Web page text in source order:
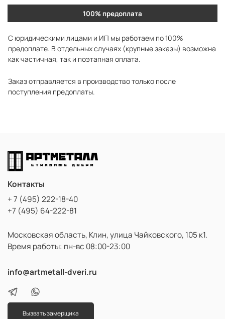
100% предоплата
С юридическими лицами и ИП мы работаем по 100%
предоплате. В отдельных случаях (крупные заказы) возможна
как частичная, так и поэтапная оплата.
Заказ отправляется в производство только после
поступления предоплаты.
Контакты
+ 7 (495) 222-18-40
+7 (495) 64-222-81
Московская область, Клин, улица Чайковского, 105 к1.
Время работы: пн-вс 08:00-23:00
info@artmetall-dveri.ru
Вызвать замерщика